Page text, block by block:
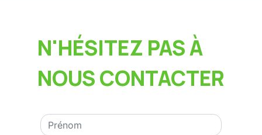
N'HÉSITEZ PAS À
NOUS CONTACTER